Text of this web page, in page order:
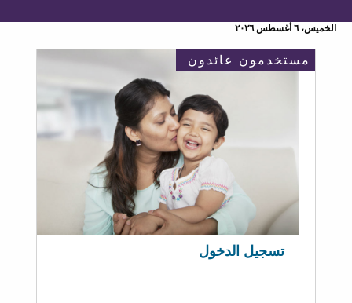
الخميس، ٦ أغسطس ٢٠٢٦
مستخدمون عائدون
تسجيل الدخول